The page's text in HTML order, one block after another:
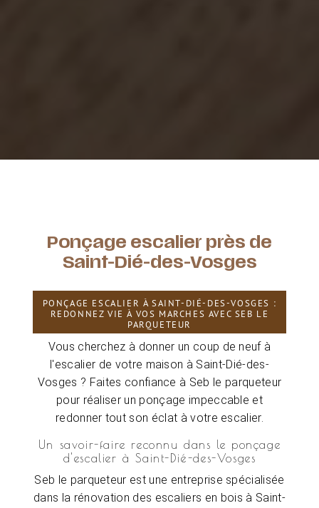
Ponçage escalier près de
Saint-Dié-des-Vosges
PONÇAGE ESCALIER À SAINT-DIÉ-DES-VOSGES :
REDONNEZ VIE À VOS MARCHES AVEC SEB LE
PARQUETEUR
Vous cherchez à donner un coup de neuf à
l'escalier de votre maison à Saint-Dié-des-
Vosges ? Faites confiance à Seb le parqueteur
pour réaliser un ponçage impeccable et
redonner tout son éclat à votre escalier.
Un savoir-faire reconnu dans le ponçage
d'escalier à Saint-Dié-des-Vosges
Seb le parqueteur est une entreprise spécialisée
dans la rénovation des escaliers en bois à Saint-